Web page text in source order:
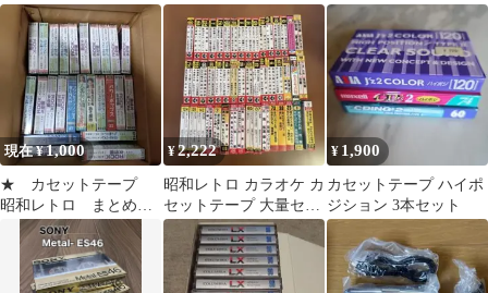
カード 昭和レトロ
現在 ¥1,000
★ カセットテープ
昭和レトロ まとめ
て *ダブりあり 未使
用品
¥2,222
昭和レトロ カラオケ カ
セットテープ 大量セッ
ト４８個
¥ 1,900
カセットテープ ハイポ
ジション 3本セット